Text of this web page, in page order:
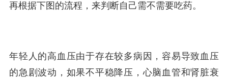
再根据下图的流程，来判断自己需不需要吃药。
年轻人的高血压由于存在较多病因，容易导致血压
的急剧波动，如果不平稳降压，心脑血管和肾脏衰